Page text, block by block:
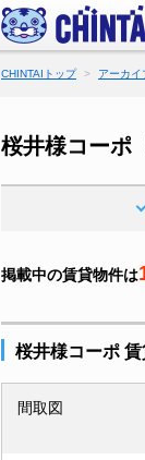
CHINTAIトップ アーカイ
桜井様コーポ
掲載中の賃貸物件は
桜井様コーポ
間取図